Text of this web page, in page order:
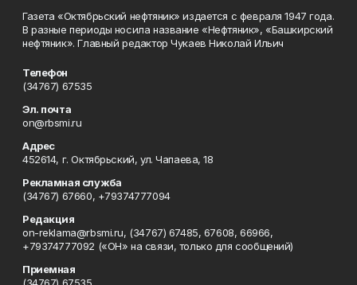
Газета «Октябрьский нефтяник» издается с февраля 1947 года.
В разные периоды носила название «Нефтяник», «Башкирский
нефтяник». Главный редактор Чукаев Николай Ильич
Телефон
(34767) 67535
Эл. почта
on@rbsmi.ru
Адрес
452614, г. Октябрьский, ул. Чапаева, 18
Рекламная служба
(34767) 67660, +79374777094
Редакция
on-reklama@rbsmi.ru, (34767) 67485, 67608, 66966,
+79374777092 («ОН» на связи, только для сообщений)
Приемная